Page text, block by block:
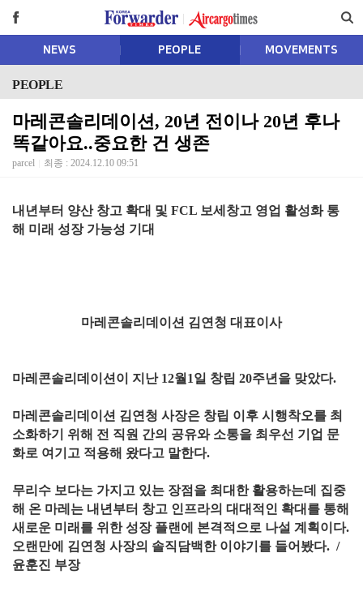
NEWS PEOPLE MOVEMENTS
PEOPLE
마레콘솔리데이션, 20년 전이나 20년 후나
똑같아요..중요한 건 생존
parcel 최종 : 2024.12.10 09:51
내년부터 양산 창고 확대 및 FCL 보세창고 영업 활성화 통
해 미래 성장 가능성 기대
마레콘솔리데이션 김연청 대표이사
마레콘솔리데이션이 지난 12월1일 창립 20주년을 맞았다.
마레콘솔리데이션 김연청 사장은 창립 이후 시행착오를 최
소화하기 위해 전 직원 간의 공유와 소통을 최우선 기업 문
화로 여기고 적용해 왔다고 말한다.
무리수 보다는 가지고 있는 장점을 최대한 활용하는데 집중
해 온 마레는 내년부터 창고 인프라의 대대적인 확대를 통해
새로운 미래를 위한 성장 플랜에 본격적으로 나설 계획이다.
오랜만에 김연청 사장의 솔직담백한 이야기를 들어봤다. /
윤훈진 부장